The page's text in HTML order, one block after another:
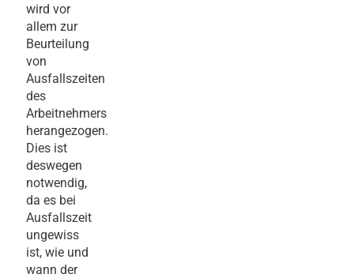
wird vor
allem zur
Beurteilung
von
Ausfallszeiten
des
Arbeitnehmers
herangezogen.
Dies ist
deswegen
notwendig,
da es bei
Ausfallszeit
ungewiss
ist, wie und
wann der